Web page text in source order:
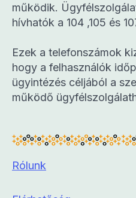
működik.
hívhatók a 104 ,105 és
Ezek a telefonszámok
hogy a felhasználók
ügyintézés céljából a
működő
Rólunk